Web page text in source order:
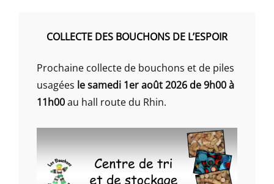
COLLECTE DES BOUCHONS DE L’ESPOIR
Prochaine collecte de bouchons et de piles
usagées le samedi 1er août 2026 de 9h00 à
11h00au hall route du Rhin.